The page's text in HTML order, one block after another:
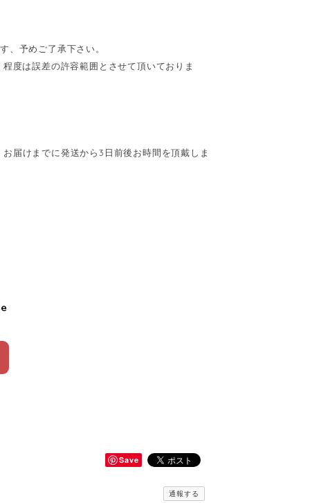
、予めご了承下さい。
度は誤差の許容範囲とさせて頂いておりま
届けまでに発送から3日前後お時間を頂戴しま
Save
通報する